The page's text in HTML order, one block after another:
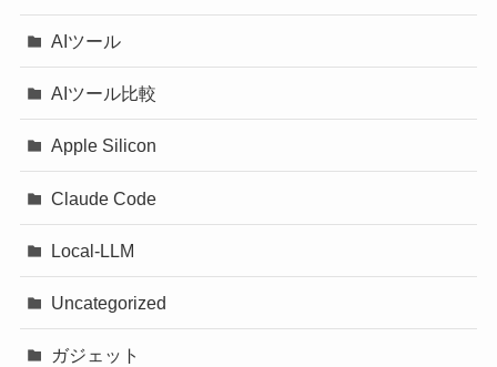
AIツール
AIツール比較
Apple Silicon
Claude Code
Local-LLM
Uncategorized
ガジェット